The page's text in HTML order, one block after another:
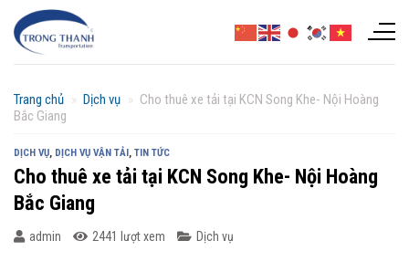
Chuyển
đến
Trang chủ » Dịch vụ »
Cho thuê xe tải tại KCN Song Khe- Nội Hoàng
Bắc Giang
DỊCH VỤ, DỊCH VỤ VẬN TẢI, TIN TỨC
Cho thuê xe tải tại KCN Song Khe- Nội Hoàng
Bắc Giang
admin 2441 lượt xem Dịch vụ